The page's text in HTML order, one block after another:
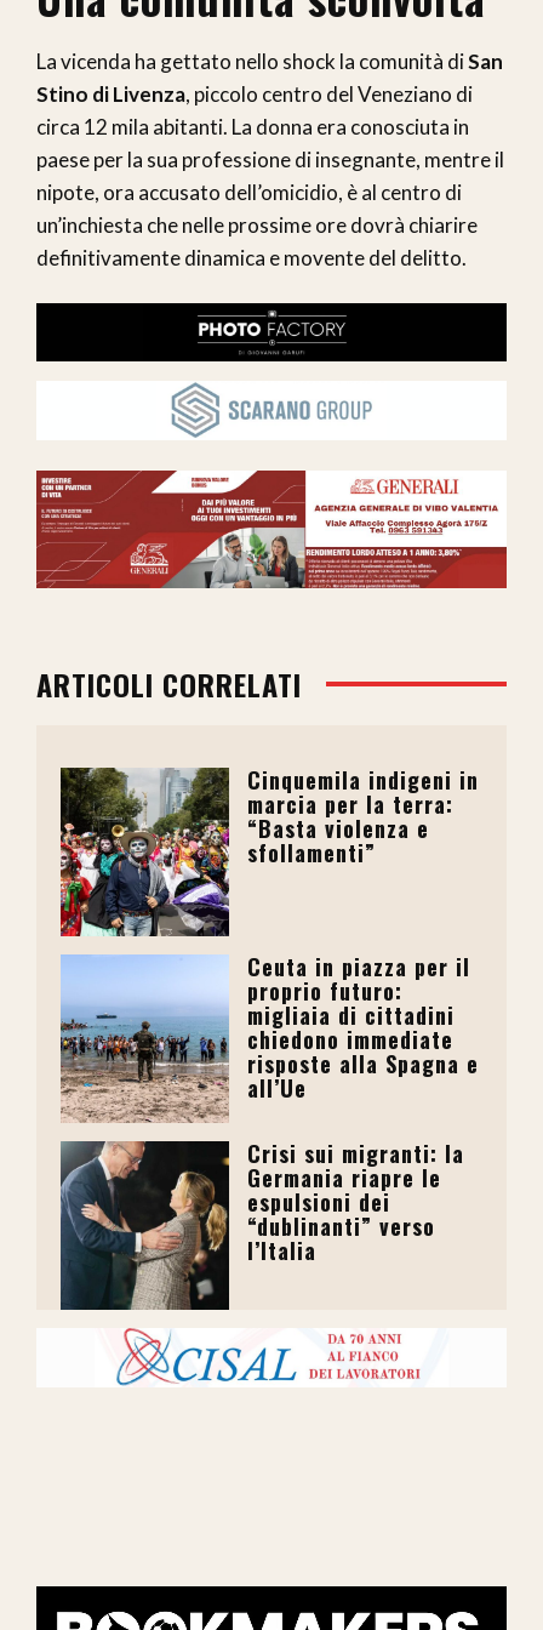
La vicenda ha gettato nello shock la comunità diSan
Stino di Livenza, piccolo centro del Veneziano di
circa 12 mila abitanti. La donna era conosciuta in
paese per la sua professione di insegnante, mentre il
nipote, ora accusato dell’omicidio, è al centro di
un’inchiesta che nelle prossime ore dovrà chiarire
definitivamente dinamica e movente del delitto.
ARTICOLI CORRELATI
Cinquemila indigeni in
marcia per la terra:
“Basta violenza e
sfollamenti”
Ceuta in piazza per il
proprio futuro:
migliaia di cittadini
chiedono immediate
risposte alla Spagna e
all’Ue
Crisi sui migranti: la
Germania riapre le
espulsioni dei
“dublinanti” verso
l’Italia